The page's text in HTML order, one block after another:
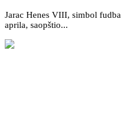
Jarac Henes VIII, simbol
aprila, saopštio...